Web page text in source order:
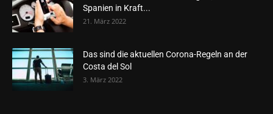
Spanien in Kraft...
21. März 2022
Das sind die aktuellen Corona-Regeln an der
Costa del Sol
3. März 2022